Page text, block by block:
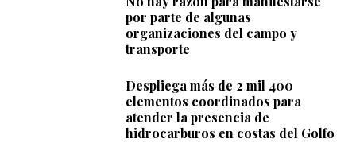
por parte de algunas
organizaciones del campo y
transporte
Despliega más de 2 mil 400
elementos coordinados para
atender la presencia de
hidrocarburos en costas del Golfo